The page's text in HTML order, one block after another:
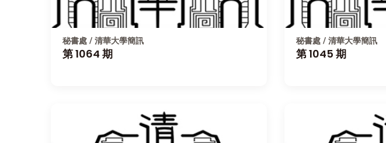
秘書處 / 清華大學簡訊
第 1064 期
秘書處 / 清華大學簡訊
第 1045 期